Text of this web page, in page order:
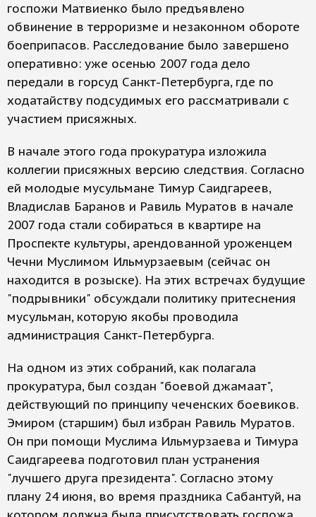
госпожи Матвиенко было предъявлено
обвинение в терроризме и незаконном обороте
боеприпасов. Расследование было завершено
оперативно: уже осенью 2007 года дело
передали в горсуд Санкт-Петербурга, где по
ходатайству подсудимых его рассматривали с
участием присяжных.
В начале этого года прокуратура изложила
коллегии присяжных версию следствия. Согласно
ей молодые мусульмане Тимур Саидгареев,
Владислав Баранов и Равиль Муратов в начале
2007 года стали собираться в квартире на
Проспекте культуры, арендованной уроженцем
Чечни Муслимом Ильмурзаевым (сейчас он
находится в розыске). На этих встречах будущие
"подрывники" обсуждали политику притеснения
мусульман, которую якобы проводила
администрация Санкт-Петербурга.
На одном из этих собраний, как полагала
прокуратура, был создан "боевой джамаат",
действующий по принципу чеченских боевиков.
Эмиром (старшим) был избран Равиль Муратов.
Он при помощи Муслима Ильмурзаева и Тимура
Саидгареева подготовил план устранения
"лучшего друга президента". Согласно этому
плану 24 июня, во время праздника Сабантуй, на